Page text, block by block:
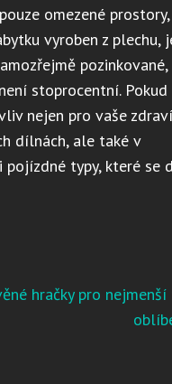
omezené prostory,
vyroben z plechu,
pozinkované,
stoprocentní. Pokud
nejen pro vaše
dílnách, ale také v
pojízdné typy, které se
hračky pro nejmenší